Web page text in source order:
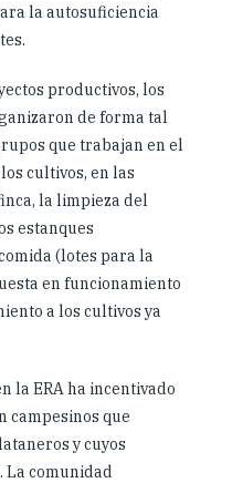
la autosuficiencia
productivos, los
de forma tal
que trabajan en el
cultivos, en las
la limpieza del
estanques
(lotes para la
en funcionamiento
a los cultivos ya
la ERA ha incentivado
campesinos que
y cuyos
La comunidad